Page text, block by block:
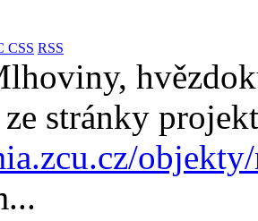
CSS RSS
stránky